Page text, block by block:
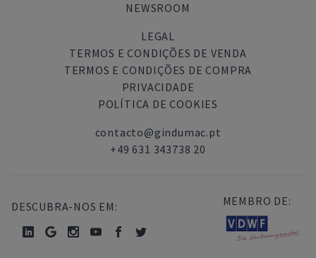
NEWSROOM
LEGAL
TERMOS E CONDIÇÕES DE VENDA
TERMOS E CONDIÇÕES DE COMPRA
PRIVACIDADE
POLÍTICA DE COOKIES
contacto@gindumac.pt
+49 631 343738 20
DESCUBRA-NOS EM: MEMBRO DE: